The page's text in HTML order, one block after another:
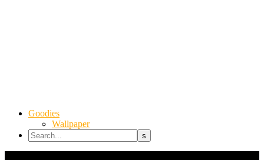
Goodies
Wallpaper